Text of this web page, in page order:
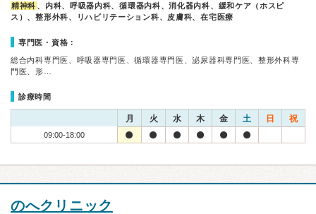
精神科 、内科、呼吸器内科、循環器内科、消化器内科、緩和ケア（ホスピ
ス）、整形外科、リハビリテーション科、皮膚科、在宅医療
専門医・資格：
総合内科専門医、呼吸器専門医、循環器専門医、泌尿器科専門医、整形外科専
門医、形…
診療時間
月 火 水 木 金 土 日 祝
09:00-18:00
のへクリニック